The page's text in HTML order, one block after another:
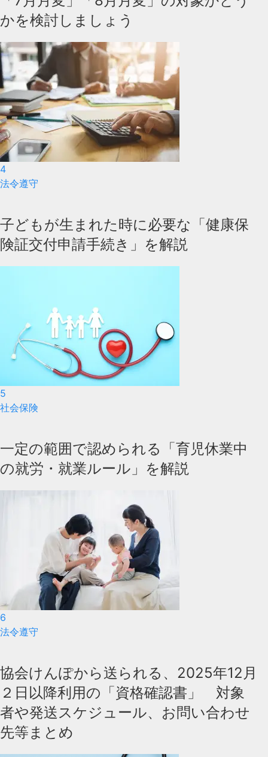
かを検討しましょう
4
法令遵守
子どもが生まれた時に必要な「健康保
険証交付申請手続き」を解説
5
社会保険
一定の範囲で認められる「育児休業中
の就労・就業ルール」を解説
6
法令遵守
協会けんぽから送られる、2025年12月
２日以降利用の「資格確認書」 対象
者や発送スケジュール、お問い合わせ
先等まとめ